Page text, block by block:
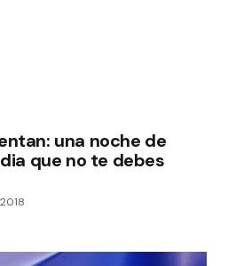
una noche de
que no te debes